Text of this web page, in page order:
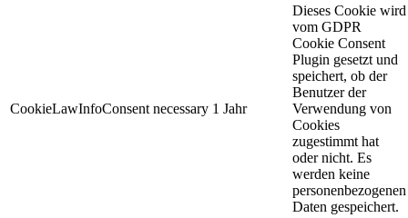
CookieLawInfoConsent necessary 1 Jahr
Dieses Cookie wird
vom GDPR
Cookie Consent
Plugin gesetzt und
speichert, ob der
Benutzer der
Verwendung von
Cookies
zugestimmt hat
oder nicht. Es
werden keine
personenbezogenen
Daten gespeichert.